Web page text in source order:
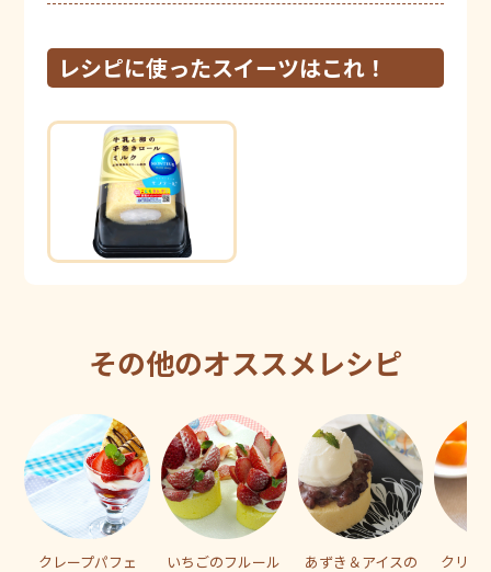
レシピに使ったスイーツはこれ！
その他のオススメレシピ
クレープパフェ いちごのフルール あずき＆アイスの クリー